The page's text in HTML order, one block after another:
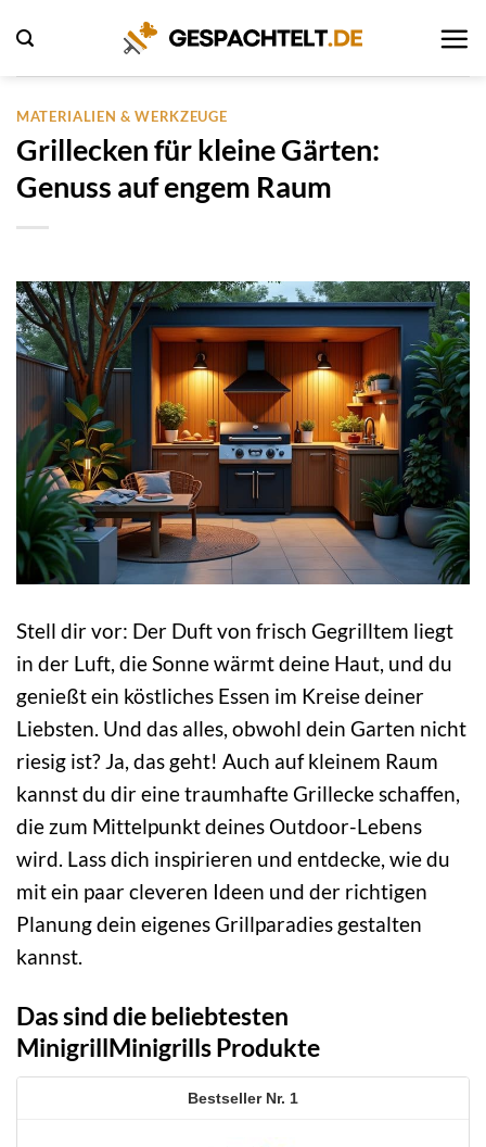
Inhalt
springen
MATERIALIEN & WERKZEUGE
Grillecken für kleine Gärten:
Genuss auf engem Raum
Stell dir vor: Der Duft von frisch Gegrilltem liegt
in der Luft, die Sonne wärmt deine Haut, und du
genießt ein köstliches Essen im Kreise deiner
Liebsten. Und das alles, obwohl dein Garten nicht
riesig ist? Ja, das geht! Auch auf kleinem Raum
kannst du dir eine traumhafte Grillecke schaffen,
die zum Mittelpunkt deines Outdoor-Lebens
wird. Lass dich inspirieren und entdecke, wie du
mit ein paar cleveren Ideen und der richtigen
Planung dein eigenes Grillparadies gestalten
kannst.
Das sind die beliebtesten
MinigrillMinigrills Produkte
1